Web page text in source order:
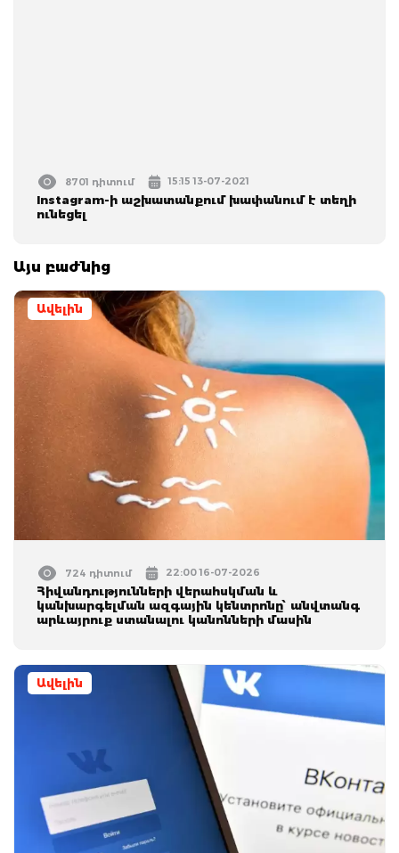
8701 դիտում 15:15 13-07-2021
Instagram-ի աշխատանքում խափանում է տեղի
ունեցել
Այս բաժնից
Ավելին
724 դիտում 22:00 16-07-2026
Հիվանդությունների վերահսկման և
կանխարգելման ազգային կենտրոնը՝ անվտանգ
արևայրուք ստանալու կանոնների մասին
Ավելին